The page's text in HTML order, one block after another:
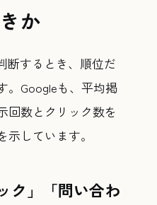
か
断するとき、順位だ
。Googleも、平均掲
回数とクリック数を
しています。
ク」「問い合わ